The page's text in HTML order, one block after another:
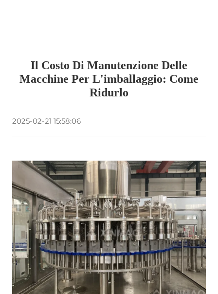
Il Costo Di Manutenzione Delle
Macchine Per L'imballaggio: Come
Ridurlo
2025-02-21 15:58:06